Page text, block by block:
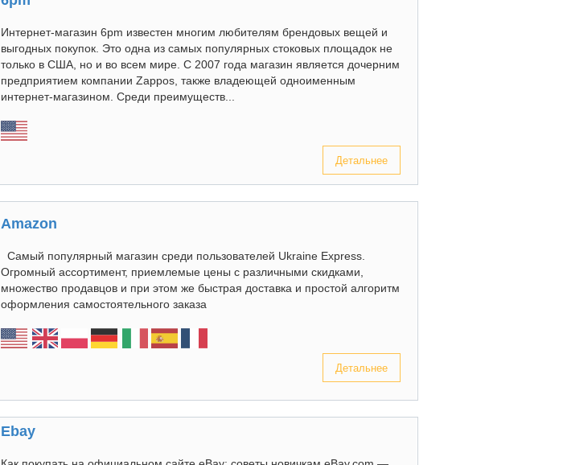
Интернет-магазин 6pm известен многим любителям брендовых вещей и
выгодных покупок. Это одна из самых популярных стоковых площадок не
только в США, но и во всем мире. С 2007 года магазин является дочерним
предприятием компании Zappos, также владеющей одноименным
интернет-магазином. Среди преимуществ...
Детальнее
Amazon
Самый популярный магазин среди пользователей Ukraine Express.
Огромный ассортимент, приемлемые цены с различными скидками,
множество продавцов и при этом же быстрая доставка и простой алгоритм
оформления самостоятельного заказа
Детальнее
Ebay